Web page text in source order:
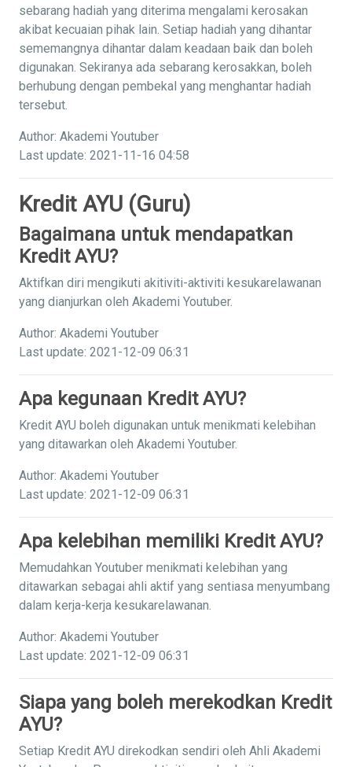
sebarang hadiah yang diterima mengalami kerosakan
akibat kecuaian pihak lain. Setiap hadiah yang dihantar
sememangnya dihantar dalam keadaan baik dan boleh
digunakan. Sekiranya ada sebarang kerosakkan, boleh
berhubung dengan pembekal yang menghantar hadiah
tersebut.
Author: Akademi Youtuber
Last update: 2021-11-16 04:58
Kredit AYU (Guru)
Bagaimana untuk mendapatkan
Kredit AYU?
Aktifkan diri mengikuti akitiviti-aktiviti kesukarelawanan
yang dianjurkan oleh Akademi Youtuber.
Author: Akademi Youtuber
Last update: 2021-12-09 06:31
Apa kegunaan Kredit AYU?
Kredit AYU boleh digunakan untuk menikmati kelebihan
yang ditawarkan oleh Akademi Youtuber.
Author: Akademi Youtuber
Last update: 2021-12-09 06:31
Apa kelebihan memiliki Kredit AYU?
Memudahkan Youtuber menikmati kelebihan yang
ditawarkan sebagai ahli aktif yang sentiasa menyumbang
dalam kerja-kerja kesukarelawanan.
Author: Akademi Youtuber
Last update: 2021-12-09 06:31
Siapa yang boleh merekodkan Kredit
AYU?
Setiap Kredit AYU direkodkan sendiri oleh Ahli Akademi